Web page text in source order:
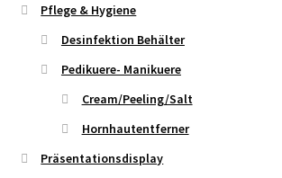
Pflege & Hygiene
Desinfektion Behälter
Pedikuere- Manikuere
Cream/Peeling/Salt
Hornhautentferner
Präsentationsdisplay